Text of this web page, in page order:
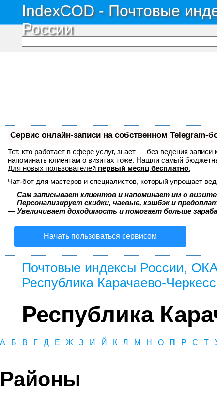
IndexCOD - Почтовые
России
Сервис онлайн-записи на собственном Telegram-
Тот, кто работает в сфере услуг, знает — без ведения
напоминать клиентам о визитах тоже. Нашли самый
Для новых пользователей первый месяц бесплатно.
Чат-бот для мастеров и специалистов, который упрощает
— Сам записывает клиентов и напоминает им о
— Персонализирует скидки, чаевые, кэшбэк и
— Увеличивает доходимость и помогает больше
Начать пользоваться сервисом
Почтовые индексы России,
Республика Карачаево-
Республика
А Б В Г Д Е Ж З И Й К Л М Н О П Р С Т
Районы